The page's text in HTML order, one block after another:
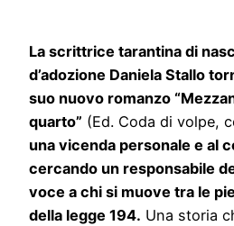
La scrittrice tarantina di
d’adozione Daniela Stallo
suo nuovo romanzo
quarto” (Ed. Coda di volpe,
una vicenda personale e al
cercando un responsabile
voce a chi si muove tra le
della legge 194. Una storia